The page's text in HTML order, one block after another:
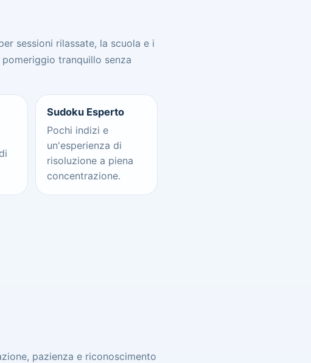
sessioni rilassate, la scuola e i
tranquillo senza
Sudoku Esperto
Pochi indizi e
un'esperienza di
risoluzione a piena
concentrazione.
pazienza e riconoscimento